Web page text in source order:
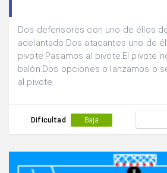
Dos defensores con uno de éllos
adelantado.Dos atacantes uno de
pivote.Pasamos al pivote.El pivote
balón.Dos opciones o lanzamos o
al pivote.
Dificultad Baja